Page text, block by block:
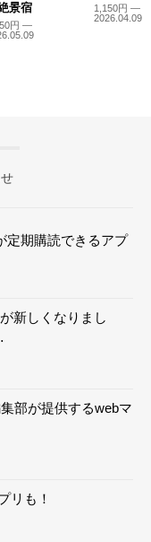
景宿
円 —
1,150円 —
2026.04.09
定期購読できるアプ
新しくなりまし
部が提供するwebマ
リも！